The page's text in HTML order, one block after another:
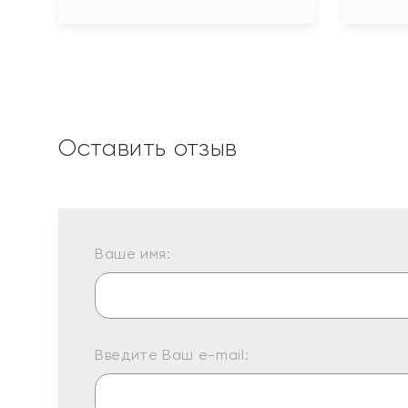
Оставить отзыв
Ваше имя:
Введите Ваш e-mail: